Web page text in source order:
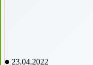
23.04.2022